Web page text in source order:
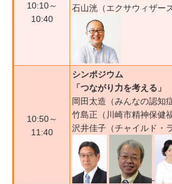
10:10～
10:40
石山洸（エクサウィザーズ
10:50～
11:40
シンポジウム
「つながり力を考える」
岡田太造（みんなの認知
竹島正（川崎市精神保健
沢井佳子（チャイルド・